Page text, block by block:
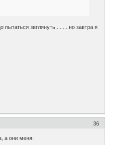
пытаться звглянуть.........но завтра я
36
а они меня.